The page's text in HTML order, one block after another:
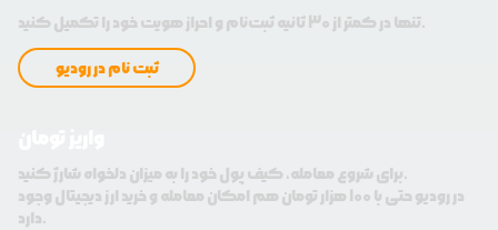
تنها در کمتر از 30 ثانیه ثبت‌نام و احراز هویت خود را تکمیل کنید.
ثبت نام در رودیو
برای شروع معامله، کیف پول خود را به میزان دلخواه شارژ کنید.
در رودیو حتی با 100 هزار تومان هم امکان معامله و خرید ارز دیجیتال وجود
دارد.